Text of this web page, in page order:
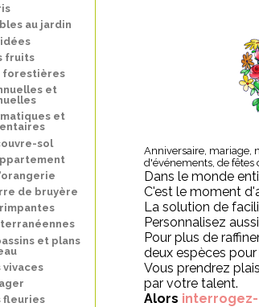
au jardin
fruits
forestières
et
et
sol
de bruyère
et plans
vivaces
fleuries
Anniversaire, mariage,
d'événements, de fêtes
Dans le monde
C'est le moment
La solution de
Personnalisez
Pour plus de
deux espèces
Vous prendrez
par votre talent.
Alors interrogez-